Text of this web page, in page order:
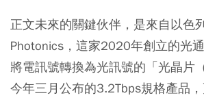
正文未來的關鍵伙伴，是來自以色
Photonics，這家2020年創立的光
將電訊號轉換為光訊號的「光晶片
今年三月公布的3.2Tbps規格產品